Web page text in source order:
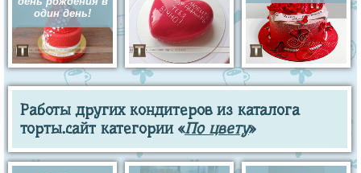
один день!
Работы других кондитеров из каталога
торты.сайт категории «По цвету»